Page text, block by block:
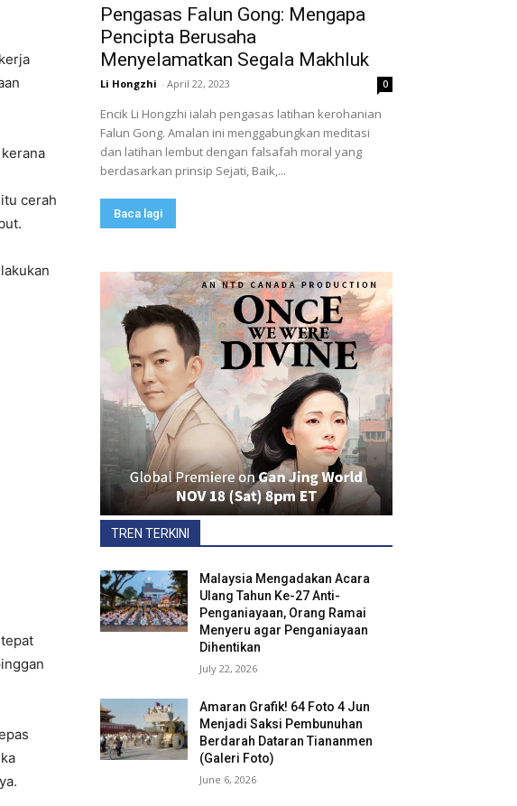
cerah
Pengasas Falun Gong: Mengapa
Pencipta Berusaha
Menyelamatkan Segala Makhluk
Li Hongzhi - April 22, 2023 0
Encik Li Hongzhi ialah pengasas latihan kerohanian
Falun Gong. Amalan ini menggabungkan meditasi
dan latihan lembut dengan falsafah moral yang
berdasarkan prinsip Sejati, Baik,...
Baca lagi
TREN TERKINI
Malaysia Mengadakan Acara
Ulang Tahun Ke-27 Anti-
Penganiayaan, Orang Ramai
Menyeru agar Penganiayaan
Dihentikan
July 22, 2026
Amaran Grafik! 64 Foto 4 Jun
Menjadi Saksi Pembunuhan
Berdarah Dataran Tiananmen
(Galeri Foto)
June 6, 2026